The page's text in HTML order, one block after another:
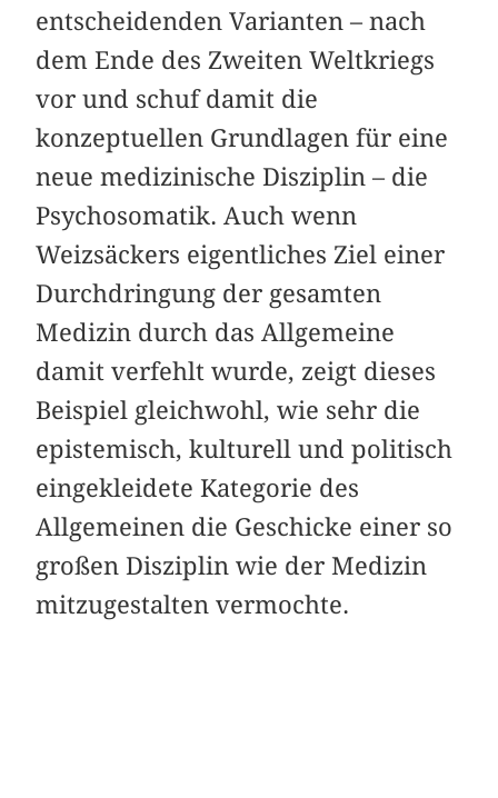
entscheidenden Varianten – nach
dem Ende des Zweiten Weltkriegs
vor und schuf damit die
konzeptuellen Grundlagen für eine
neue medizinische Disziplin – die
Psychosomatik. Auch wenn
Weizsäckers eigentliches Ziel einer
Durchdringung der gesamten
Medizin durch das Allgemeine
damit verfehlt wurde, zeigt dieses
Beispiel gleichwohl, wie sehr die
epistemisch, kulturell und politisch
eingekleidete Kategorie des
Allgemeinen die Geschicke einer so
großen Disziplin wie der Medizin
mitzugestalten vermochte.